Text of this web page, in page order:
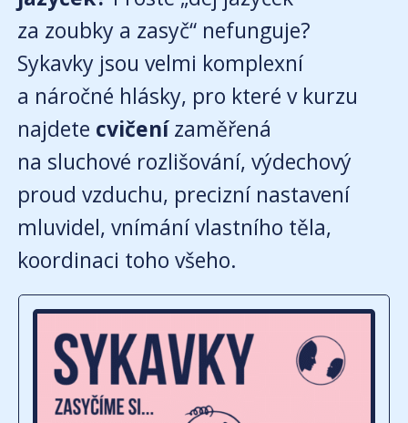
za zoubky a zasyč“ nefunguje?
Sykavky jsou velmi komplexní
a náročné hlásky, pro které v kurzu
najdete cvičenízaměřená
na sluchové rozlišování, výdechový
proud vzduchu, precizní nastavení
mluvidel, vnímání vlastního těla,
koordinaci toho všeho.